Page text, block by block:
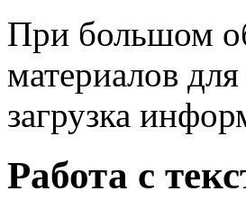
При большом
материалов
загрузка
Работа с